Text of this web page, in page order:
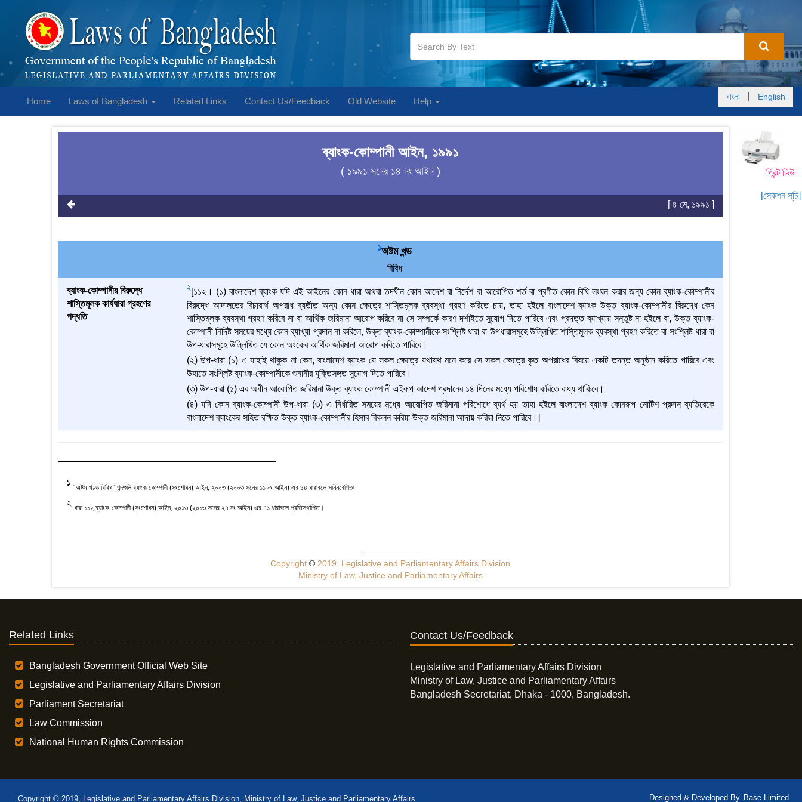
Home Laws of Bangladesh Related Links Contact Us/Feedback Old Website Help বাংলা English
প্রিন্ট ভিউ
[সেকশন সূচি]
ব্যাংক-কোম্পানী আইন, ১৯৯১
( ১৯৯১ সনের ১৪ নং আইন )
[ ৪ মে, ১৯৯১ ]
1অষ্টম খন্ড
বিবিধ
ব্যাংক-কোম্পানীর বিরুদ্ধে
শাস্তিমূলক কার্যধারা গ্রহণের
পদ্ধতি
2[১১২। (১) বাংলাদেশ ব্যাংক যদি এই আইনের কোন ধারা অথবা তদধীন কোন আদেশ বা নির্দেশ বা আরোপিত শর্ত বা প্রণীত কোন বিধি লংঘন করার জন্য কোন ব্যাংক-কোম্পানীর
বিরুদ্ধে আদালতের বিচারার্থ অপরাধ ব্যতীত অন্য কোন ক্ষেত্রে শাস্তিমূলক ব্যবস্থা গ্রহণ করিতে চায়, তাহা হইলে বাংলাদেশ ব্যাংক উক্ত ব্যাংক-কোম্পানীর বিরুদ্ধে কেন
শাস্তিমূলক ব্যবস্থা গ্রহণ করিবে না বা আর্থিক জরিমানা আরোপ করিবে না সে সম্পর্কে কারণ দর্শাইতে সুযোগ দিতে পারিবে এবং প্রদত্ত ব্যাখ্যায় সন্তুষ্ট না হইলে বা, উক্ত ব্যাংক-
কোম্পানী নির্দিষ্ট সময়ের মধ্যে কোন ব্যাখ্যা প্রদান না করিলে, উক্ত ব্যাংক-কোম্পানীকে সংশ্লিষ্ট ধারা বা উপধারাসমূহে উল্লিখিত শাস্তিমূলক ব্যবস্থা গ্রহণ করিতে বা সংশ্লিষ্ট ধারা বা
উপ-ধারাসমূহে উল্লিখিত যে কোন অংকের আর্থিক জরিমানা আরোপ করিতে পারিবে।
(২) উপ-ধারা (১) এ যাহাই থাকুক না কেন, বাংলাদেশ ব্যাংক যে সকল ক্ষেত্রে যথাযথ মনে করে সে সকল ক্ষেত্রে কৃত অপরাধের বিষয়ে একটি তদন্ত অনুষ্ঠান করিতে পারিবে এবং
উহাতে সংশ্লিষ্ট ব্যাংক-কোম্পানীকে শুনানীর যুক্তিসঙ্গত সুযোগ দিতে পারিবে।
(৩) উপ-ধারা (১) এর অধীন আরোপিত জরিমানা উক্ত ব্যাংক কোম্পানী এইরূপ আদেশ প্রদানের ১৪ দিনের মধ্যে পরিশোধ করিতে বাধ্য থাকিবে।
(৪) যদি কোন ব্যাংক-কোম্পানী উপ-ধারা (৩) এ নির্ধারিত সময়ের মধ্যে আরোপিত জরিমানা পরিশোধে ব্যর্থ হয় তাহা হইলে বাংলাদেশ ব্যাংক কোনরূপ নোটিশ প্রদান ব্যতিরেকে
বাংলাদেশ ব্যাংকের সহিত রক্ষিত উক্ত ব্যাংক-কোম্পানীর হিসাব বিকলন করিয়া উক্ত জরিমানা আদায় করিয়া নিতে পারিবে।]
1 “অষ্টম খণ্ড বিবিধ” শব্দগুলি ব্যাংক কোম্পানী (সংশোধন) আইন, ২০০৩ (২০০৩ সনের ১১ নং আইন) এর ৪৪ ধারাবলে সন্নিবেশিত৷
2 ধারা ১১২ ব্যাংক-কোম্পানী (সংশোধন) আইন, ২০১৩ (২০১৩ সনের ২৭ নং আইন) এর ৭১ ধারাবলে প্রতিস্থাপিত।
Copyright© 2019, Legislative and Parliamentary Affairs Division
Ministry of Law, Justice and Parliamentary Affairs
Related Links
Bangladesh Government Official Web Site
Legislative and Parliamentary Affairs Division
Parliament Secretariat
Law Commission
National Human Rights Commission
Contact Us/Feedback
Legislative and Parliamentary Affairs Division
Ministry of Law, Justice and Parliamentary Affairs
Bangladesh Secretariat, Dhaka - 1000, Bangladesh.
Copyright © 2019, Legislative and Parliamentary Affairs Division, Ministry of Law, Justice and Parliamentary Affairs Designed & Developed By Base Limited